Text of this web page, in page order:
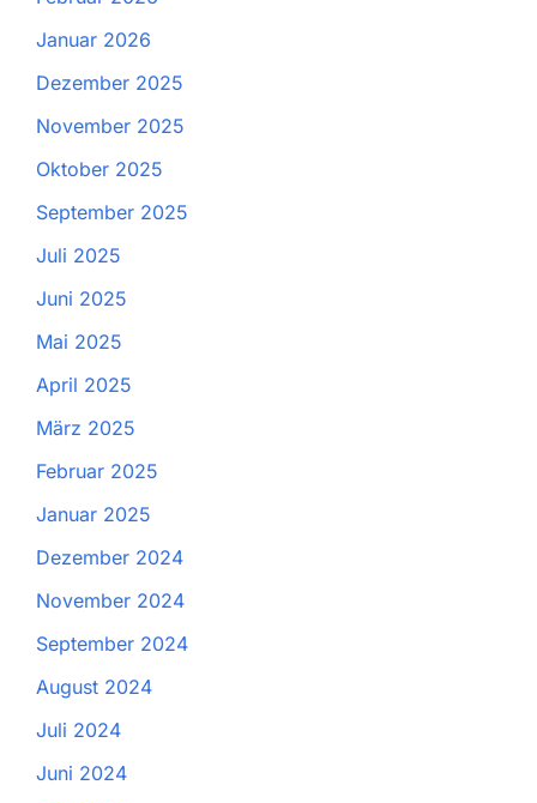
Januar 2026
Dezember 2025
November 2025
Oktober 2025
September 2025
Juli 2025
Juni 2025
Mai 2025
April 2025
März 2025
Februar 2025
Januar 2025
Dezember 2024
November 2024
September 2024
August 2024
Juli 2024
Juni 2024